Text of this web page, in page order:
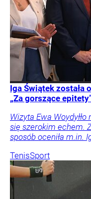
Iga Świątek została
„Za gorszące
Wizyta Ewa
się szerokim echem.
sposób oceniła m.in.
TenisSport